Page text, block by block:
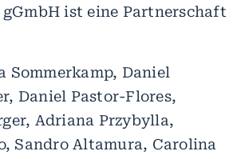
ist eine Partnerschaft
Sommerkamp, Daniel
Daniel Pastor-Flores,
Adriana Przybylla,
Sandro Altamura, Carolina